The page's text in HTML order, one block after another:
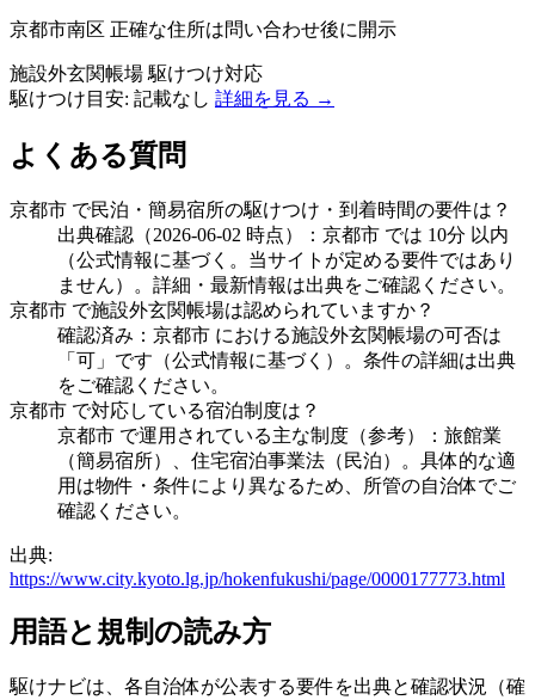
京都市南区 正確な住所は問い合わせ後に開示
施設外玄関帳場 駆けつけ対応
駆けつけ目安: 記載なし 詳細を見る →
よくある質問
京都市 で民泊・簡易宿所の駆けつけ・到着時間の要件は？
出典確認（2026-06-02 時点）：京都市 では 10分 以内
（公式情報に基づく。当サイトが定める要件ではあり
ません）。詳細・最新情報は出典をご確認ください。
京都市 で施設外玄関帳場は認められていますか？
確認済み：京都市 における施設外玄関帳場の可否は
「可」です（公式情報に基づく）。条件の詳細は出典
をご確認ください。
京都市 で対応している宿泊制度は？
京都市 で運用されている主な制度（参考）：旅館業
（簡易宿所）、住宅宿泊事業法（民泊）。具体的な適
用は物件・条件により異なるため、所管の自治体でご
確認ください。
出典:
https://www.city.kyoto.lg.jp/hokenfukushi/page/0000177773.html
用語と規制の読み方
駆けナビは、各自治体が公表する要件を出典と確認状況（確